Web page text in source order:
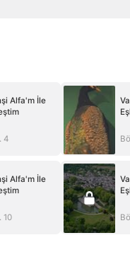
Alfa'm İle
4
Alfa'm İle
10